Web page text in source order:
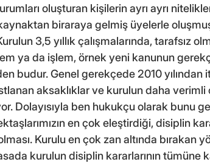
oluşturan kişilerin ayrı ayrı
biraraya gelmiş üyelerle
3,5 yıllık çalışmalarında, tarafsız
ya da işlem, örnek yeni kanunun
budur. Genel gerekçede 2010 yılından
aksaklıklar ve kurulun daha verimli
Dolayısıyla ben hukukçu olarak bunu
en çok eleştirdiği, disiplin
Kurulu en çok zan altında bırakan
kurulun disiplin kararlarının tümüne